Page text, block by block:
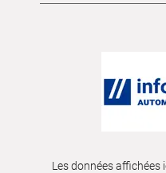
Les données affichées